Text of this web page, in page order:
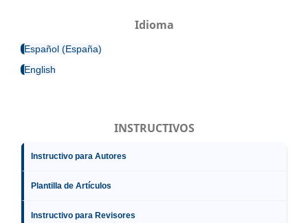
Idioma
Español (España)
English
INSTRUCTIVOS
Instructivo para Autores
Plantilla de Artículos
Instructivo para Revisores